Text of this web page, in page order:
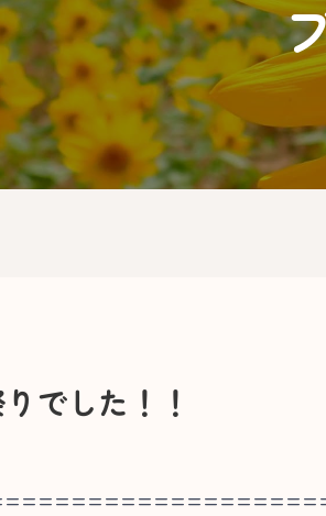
でした！！